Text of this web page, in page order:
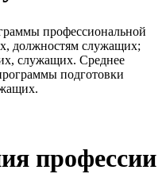
профессиональной
должностям служащих;
служащих. Среднее
подготовки
профессии